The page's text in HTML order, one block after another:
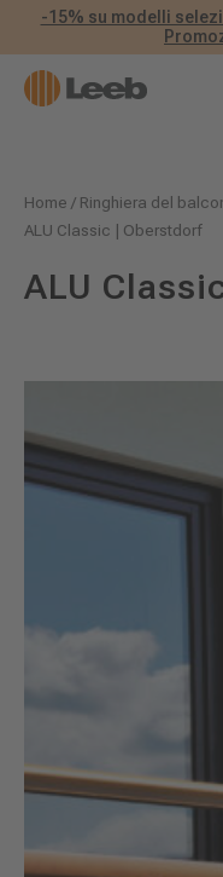
-15% su modelli
Home / Ringhiera del
ALU Classic | Oberstdorf
ALU